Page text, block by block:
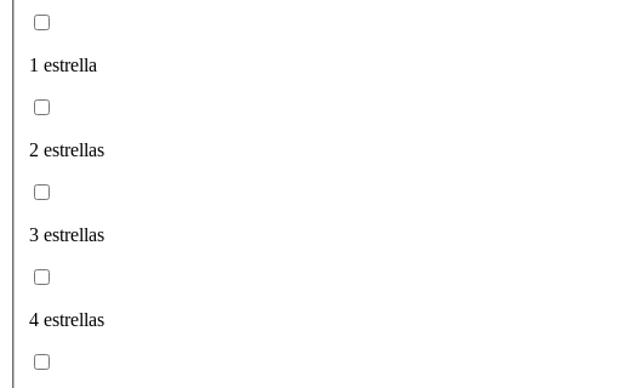
1 estrella
2 estrellas
3 estrellas
4 estrellas